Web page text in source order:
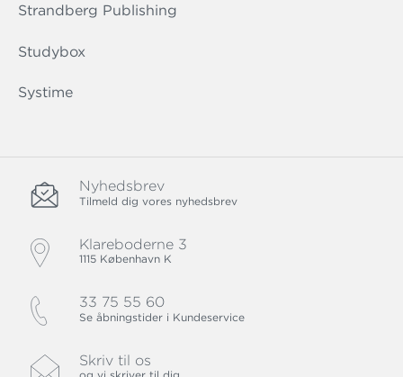
Strandberg Publishing
Studybox
Systime
Nyhedsbrev
Tilmeld dig vores nyhedsbrev
Klareboderne 3
1115 København K
33 75 55 60
Se åbningstider i Kundeservice
Skriv til os